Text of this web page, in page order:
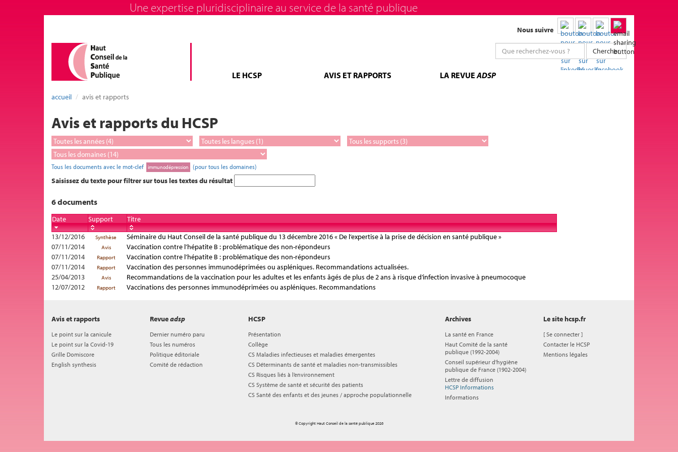
Une expertise pluridisciplinaire au service de la santé publique
Nous suivre
Chercher
LE HCSP AVIS ET RAPPORTS LA REVUEADSP
accueil avis et rapports
Avis et rapports du HCSP
Tous les documents avec le mot-clef immunodépression (pour tous les domaines)
Saisissez du texte pour filtrer sur tous les textes du résultat
6 documents
Date Support
Titre
13/12/2016
Synthèse
Séminaire du Haut Conseil de la santé publique du 13 décembre 2016 « De l’expertise à la prise de décision en santé publique »
07/11/2014
Avis
Vaccination contre l’hépatite B : problématique des non-répondeurs
07/11/2014
Rapport
Vaccination contre l’hépatite B : problématique des non-répondeurs
07/11/2014
Rapport
Vaccination des personnes immunodéprimées ou aspléniques. Recommandations actualisées.
25/04/2013
Avis
Recommandations de la vaccination pour les adultes et les enfants âgés de plus de 2 ans à risque d’infection invasive à pneumocoque
12/07/2012
Rapport Vaccinations des personnes immunodéprimées ou aspléniques. Recommandations
HCSP
Présentation
Collège
CS Maladies infectieuses et maladies émergentes
CS Déterminants de santé et maladies non-transmissibles
CS Risques liés à l’environnement
CS Système de santé et sécurité des patients
CS Santé des enfants et des jeunes / approche populationnelle
Avis et rapports
Le point sur la canicule
Le point sur la Covid-19
Grille Domiscore
English synthesis
Revueadsp
Dernier numéro paru
Tous les numéros
Politique éditoriale
Comité de rédaction
Archives
La santé en France
Haut Comité de la santé
publique (1992-2004)
Conseil supérieur d'hygiène
publique de France (1902-2004)
Lettre de diffusion
HCSP Informations
Informations
Le site hcsp.fr
[Se connecter ]
Contacter le HCSP
Mentions légales
© Copyright Haut Conseil de la santé publique 2026